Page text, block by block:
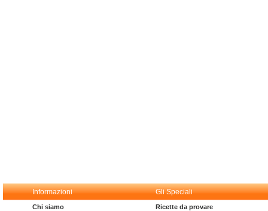
Informazioni Gli Speciali
Chi siamo
Ricette da provare